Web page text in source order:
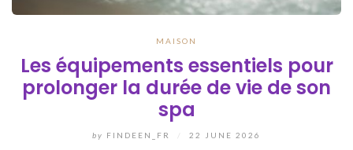
MAISON
Les équipements essentiels pour
prolonger la durée de vie de son
spa
by FINDEEN_FR 22 JUNE 2026